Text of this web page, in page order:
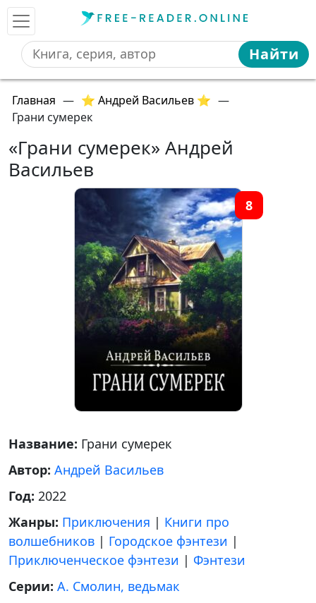
Найти
Главная — ⭐ Андрей Васильев ⭐ —
Грани сумерек
«Грани сумерек» Андрей
Васильев
8
Название: Грани сумерек
Автор: Андрей Васильев
Год: 2022
Жанры: Приключения | Книги про
волшебников | Городское фэнтези |
Приключенческое фэнтези | Фэнтези
Серии: А. Смолин, ведьмак